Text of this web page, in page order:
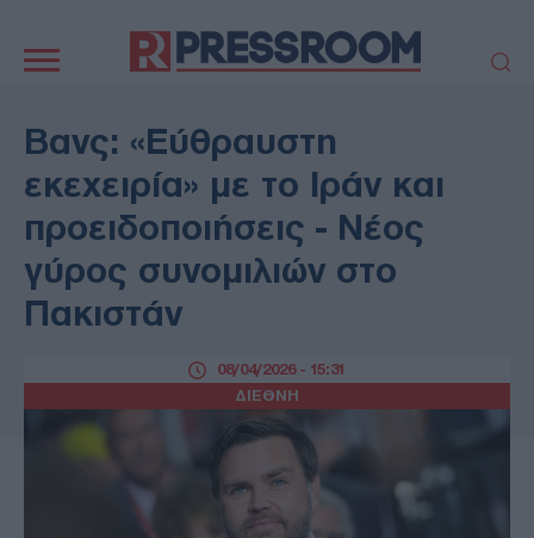
πλοήγηση
ΠΟΛΙΤΙΚΗ
ΟΙΚΟΝΟΜΙΑ
ΕΚΚΛΗΣΙΑ
ΑΜΥΝΑ
ΔΙΕΘΝΗ
ΚΥΠΡΟΣ
MEDIA
LIFESTYLE
SPORTS
ΤΕΧΝΟΛΟΓΙΑ
ΠΑΡΑΞΕΝΑ
ΖΩΔΙΑ
Βανς: «Εύθραυστη
εκεχειρία» με το Ιράν και
προειδοποιήσεις - Νέος
γύρος συνομιλιών στο
Πακιστάν
ΔΙΕΘΝΗ
08/04/2026 - 15:31